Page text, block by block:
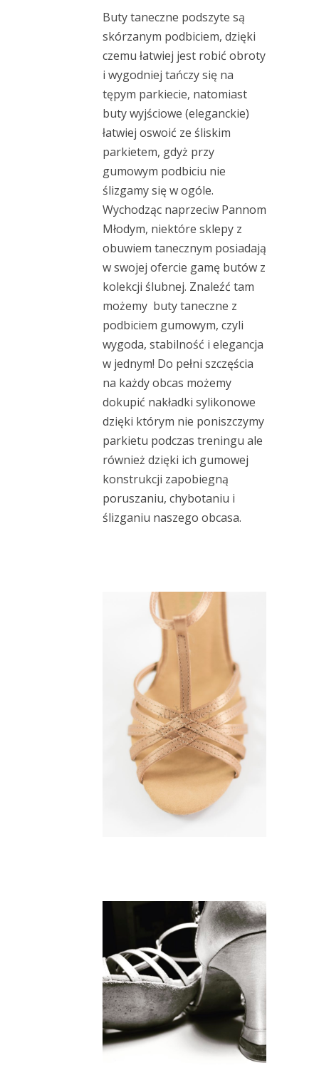
Buty taneczne podszyte są
skórzanym podbiciem, dzięki
czemu łatwiej jest robić obroty
i wygodniej tańczy się na
tępym parkiecie, natomiast
buty wyjściowe (eleganckie)
łatwiej oswoić ze śliskim
parkietem, gdyż przy
gumowym podbiciu nie
ślizgamy się w ogóle.
Wychodząc naprzeciw Pannom
Młodym, niektóre sklepy z
obuwiem tanecznym posiadają
w swojej ofercie gamę butów z
kolekcji ślubnej. Znaleźć tam
możemy buty taneczne z
podbiciem gumowym, czyli
wygoda, stabilność i elegancja
w jednym! Do pełni szczęścia
na każdy obcas możemy
dokupić nakładki sylikonowe
dzięki którym nie poniszczymy
parkietu podczas treningu ale
również dzięki ich gumowej
konstrukcji zapobiegną
poruszaniu, chybotaniu i
ślizganiu naszego obcasa.